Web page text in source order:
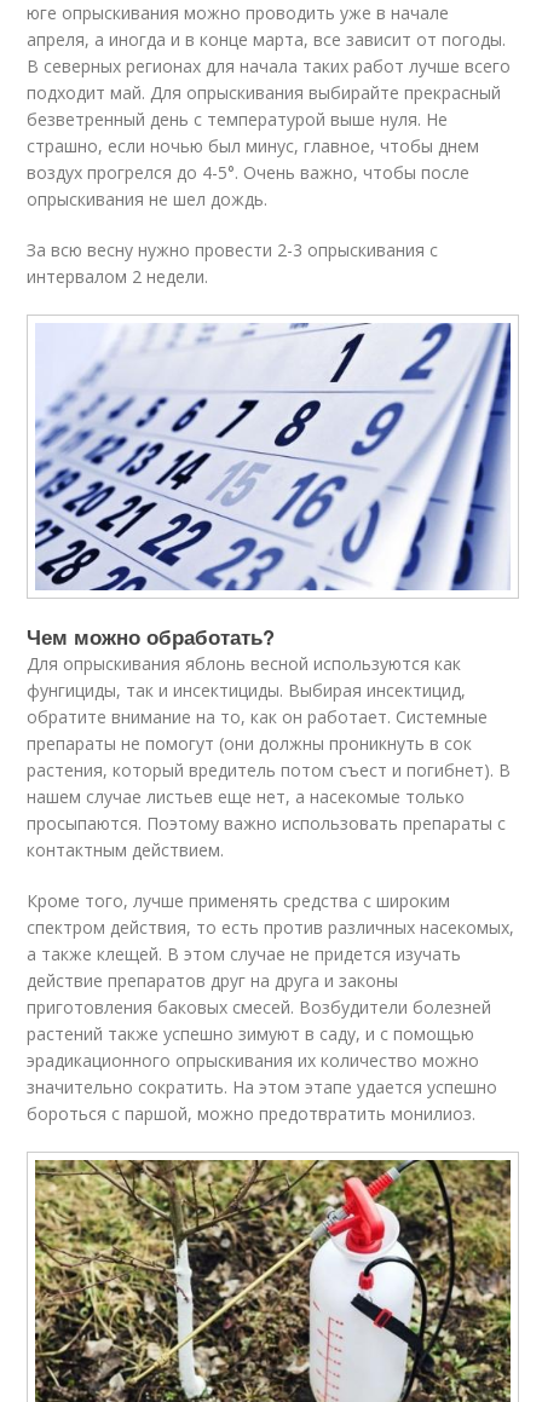
юге опрыскивания можно проводить уже в начале
апреля, а иногда и в конце марта, все зависит от погоды.
В северных регионах для начала таких работ лучше всего
подходит май. Для опрыскивания выбирайте прекрасный
безветренный день с температурой выше нуля. Не
страшно, если ночью был минус, главное, чтобы днем
воздух прогрелся до 4-5°. Очень важно, чтобы после
опрыскивания не шел дождь.
За всю весну нужно провести 2-3 опрыскивания с
интервалом 2 недели.
Чем можно обработать?
Для опрыскивания яблонь весной используются как
фунгициды, так и инсектициды. Выбирая инсектицид,
обратите внимание на то, как он работает. Системные
препараты не помогут (они должны проникнуть в сок
растения, который вредитель потом съест и погибнет). В
нашем случае листьев еще нет, а насекомые только
просыпаются. Поэтому важно использовать препараты с
контактным действием.
Кроме того, лучше применять средства с широким
спектром действия, то есть против различных насекомых,
а также клещей. В этом случае не придется изучать
действие препаратов друг на друга и законы
приготовления баковых смесей. Возбудители болезней
растений также успешно зимуют в саду, и с помощью
эрадикационного опрыскивания их количество можно
значительно сократить. На этом этапе удается успешно
бороться с паршой, можно предотвратить монилиоз.